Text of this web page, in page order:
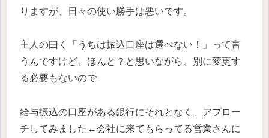
りますが、日々の使い勝手は悪いです。
主人の曰く「うちは振込口座は選べない！」って言
うんですけど、ほんと？と思いながら、別に変更す
る必要もないので
給与振込の口座がある銀行にそれとなく、アプロー
チしてみました←会社に来てもらってる営業さんに